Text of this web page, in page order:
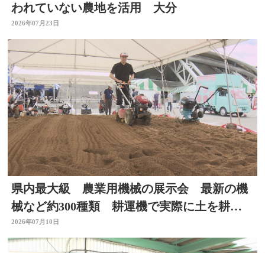
われていない農地を活用 大分
2026年07月23日
県内最大級 農業用機械の展示会 最新の機
械など約300種類 耕運機で実際に土を耕す
体験も 大分
2026年07月10日